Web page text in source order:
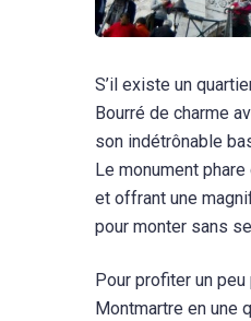
S’il existe un
Bourré de charme
son indétrônable
Le monument
et offrant une
pour monter sans
Pour profiter un
Montmartre en une